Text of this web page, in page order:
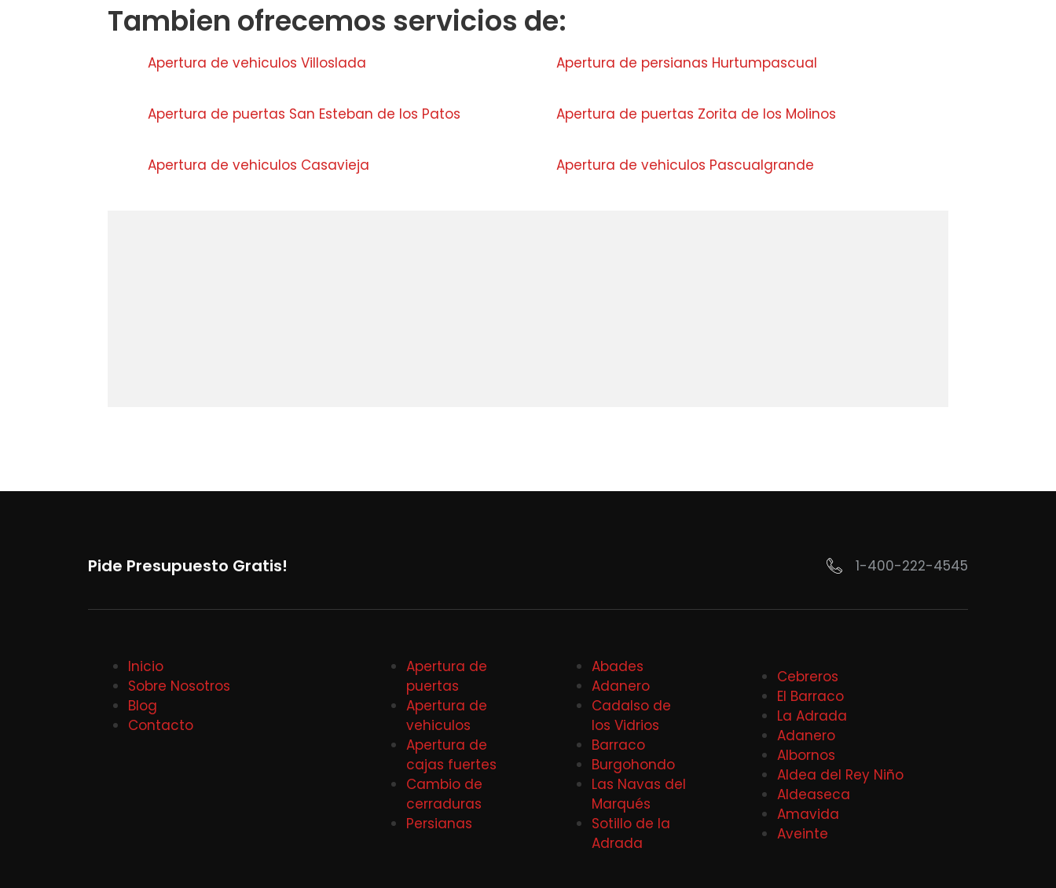
Tambien ofrecemos servicios de:
Apertura de vehiculos Villoslada Apertura de persianas Hurtumpascual
Apertura de puertas San Esteban de los Patos Apertura de puertas Zorita de los Molinos
Apertura de vehiculos Casavieja Apertura de vehiculos Pascualgrande
Pide Presupuesto Gratis! 1-400-222-4545
Inicio
Sobre Nosotros
Blog
Contacto
Apertura de
puertas
Apertura de
vehiculos
Apertura de
cajas fuertes
Cambio de
cerraduras
Persianas
Abades
Adanero
Cadalso de
los Vidrios
Barraco
Burgohondo
Las Navas del
Marqués
Sotillo de la
Adrada
Cebreros
El Barraco
La Adrada
Adanero
Albornos
Aldea del Rey Niño
Aldeaseca
Amavida
Aveinte